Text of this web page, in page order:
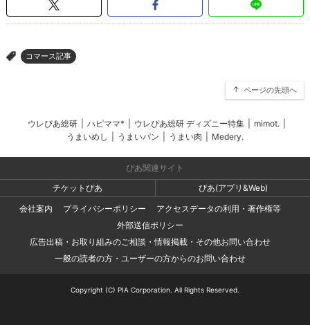
> コマース記事
ページの先頭へ
ウレぴあ総研 ハピママ* ウレぴあ総研 ディズニー特集 mimot.
うまいめし
うまいパン うまい肉 Medery.
ぴあ関連サイト
チケットぴあ
ぴあ(アプリ&Web)
会社案内
プライバシーポリシー
アクセスデータの利用・著作権等
外部送信ポリシー
広告出稿・お取り組みのご相談・情報掲載・その他お問い合わせ
一般の読者の方・ユーザーの方からのお問い合わせ
Copyright (C) PIA Corporation. All Rights Reserved.